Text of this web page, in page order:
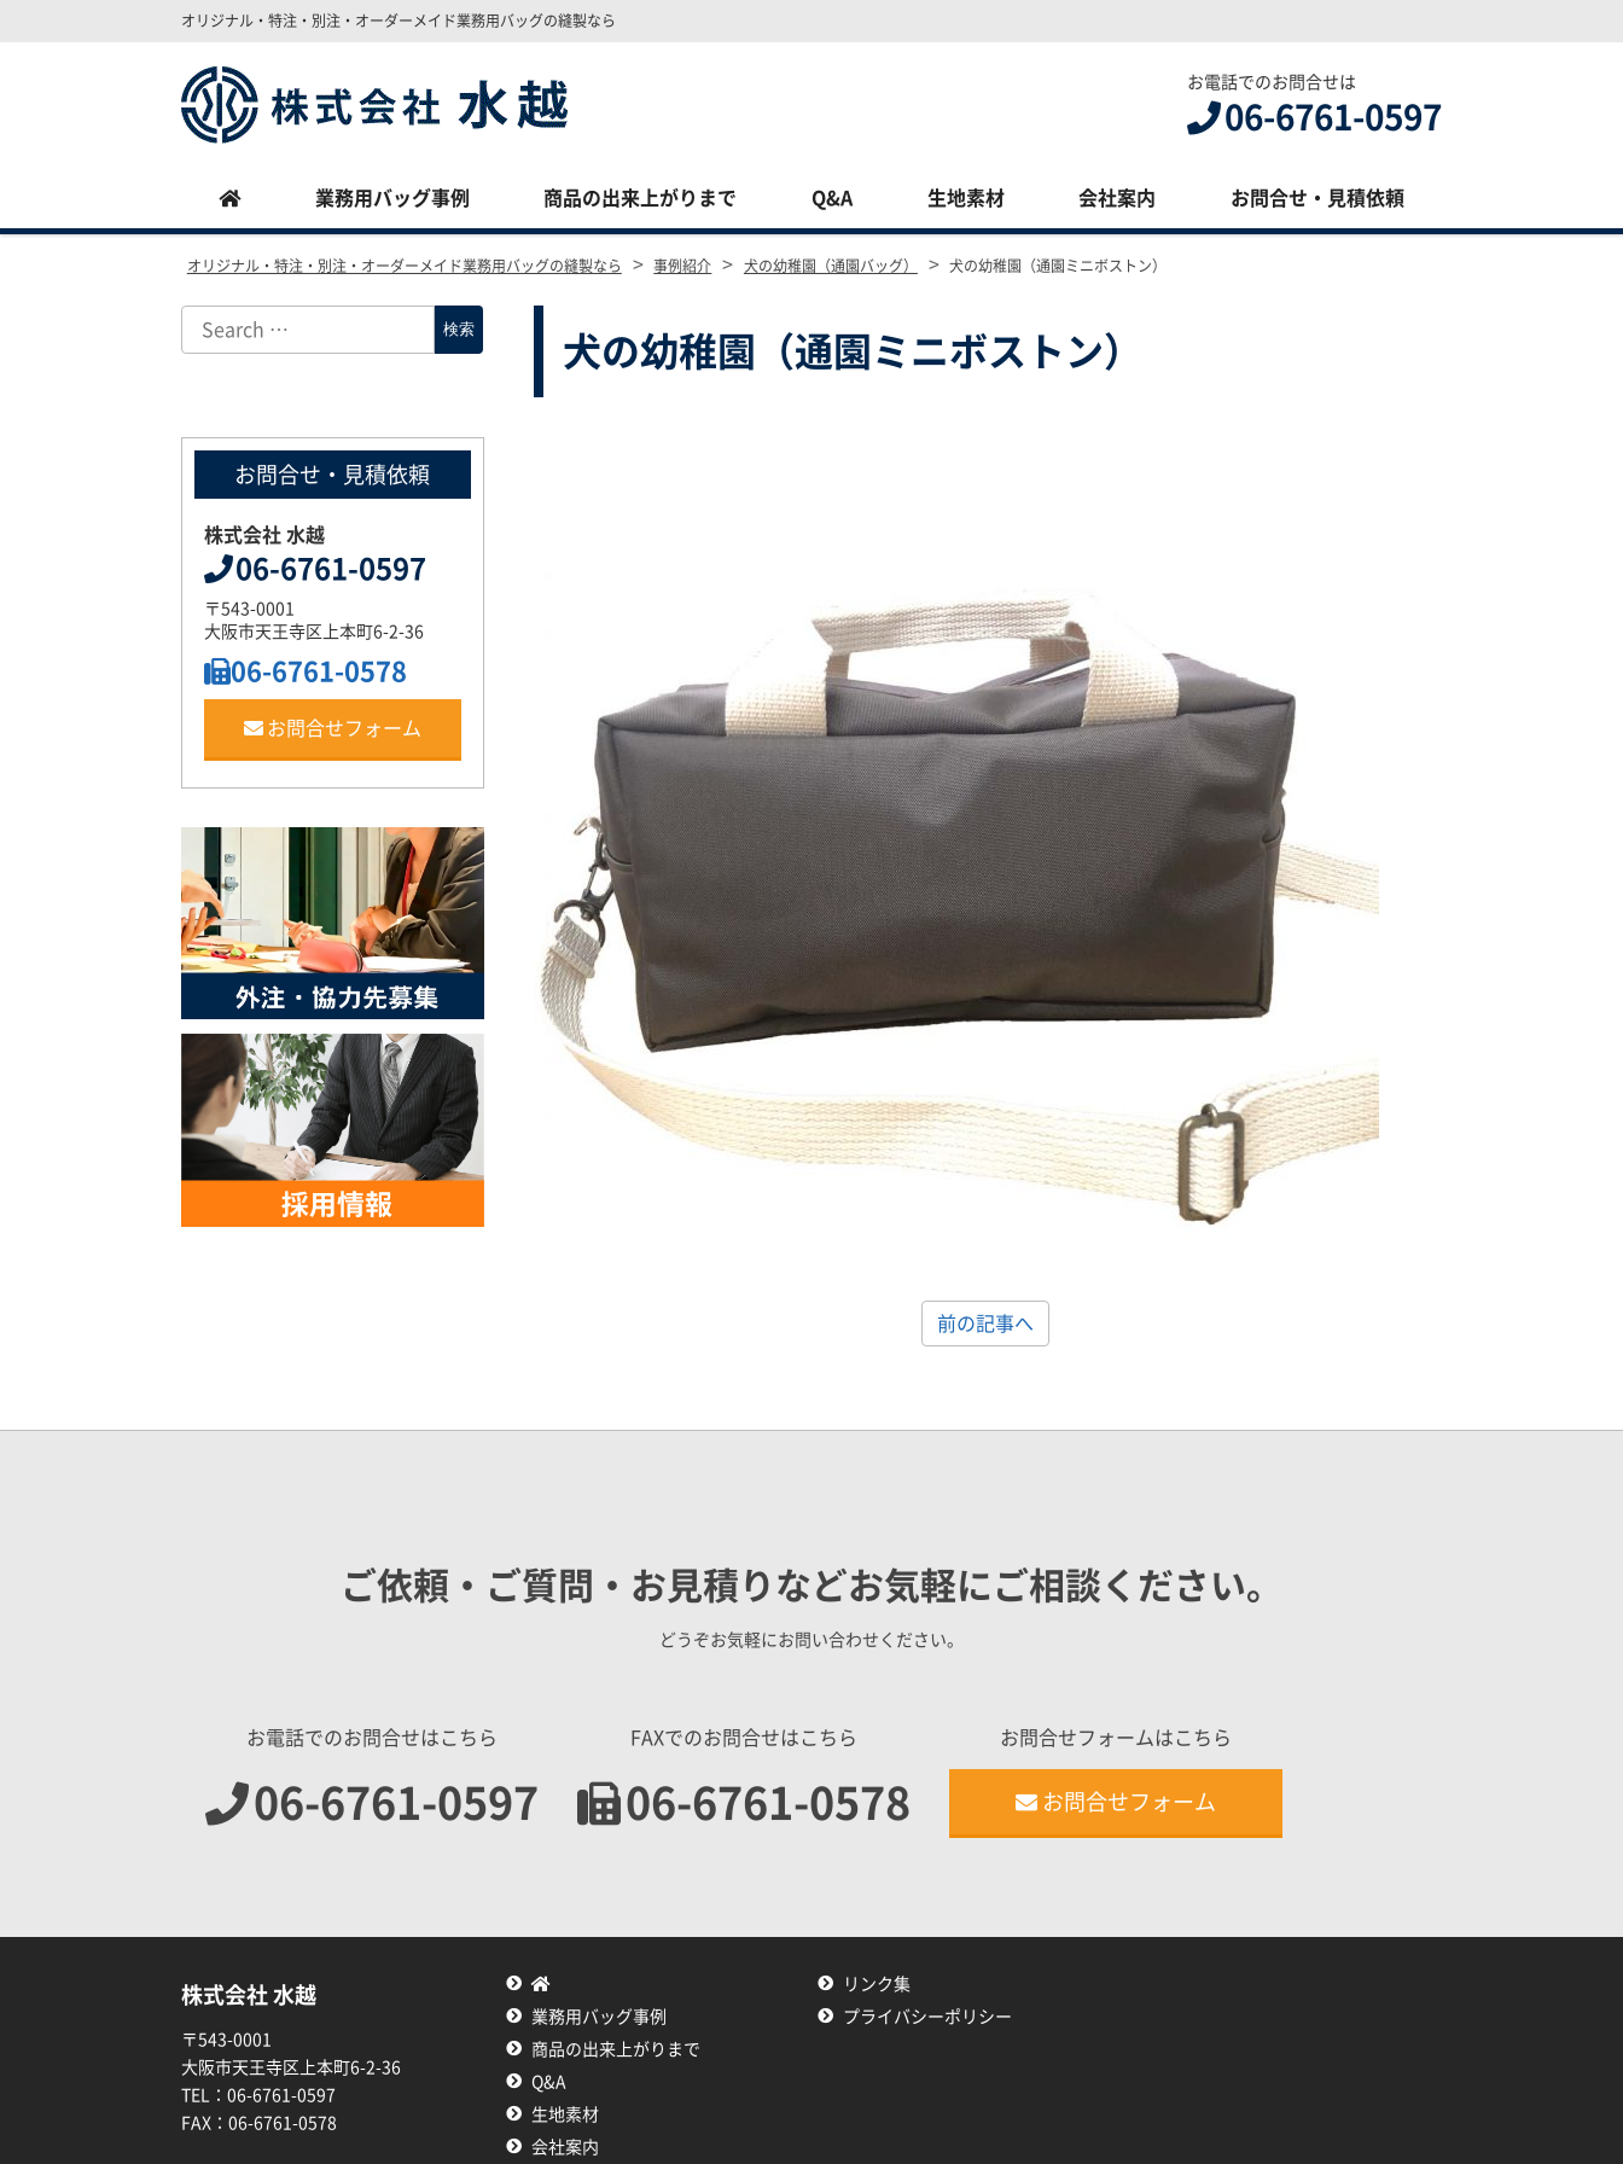
オリジナル・特注・別注・オーダーメイド業務用バッグの縫製なら
お電話でのお問合せは
06-6761-0597
業務用バッグ事例 商品の出来上がりまで Q&A 生地素材 会社案内 お問合せ・見積依頼
オリジナル・特注・別注・オーダーメイド業務用バッグの縫製なら > 事例紹介 > 犬の幼稚園（通園バッグ） > 犬の幼稚園（通園ミニボストン）
犬の幼稚園（通園ミニボストン）
前の記事へ
お問合せ・見積依頼
株式会社 水越
06-6761-0597
〒543-0001
大阪市天王寺区上本町6-2-36
06-6761-0578
お問合せフォーム
ご依頼・ご質問・お見積りなどお気軽にご相談ください。
どうぞお気軽にお問い合わせください。
お電話でのお問合せはこちら
06-6761-0597
FAXでのお問合せはこちら
06-6761-0578
お問合せフォームはこちら
お問合せフォーム
株式会社 水越
〒543-0001
大阪市天王寺区上本町6-2-36
TEL： 06-6761-0597
FAX： 06-6761-0578
業務用バッグ事例
商品の出来上がりまで
Q&A
生地素材
会社案内
リンク集
プライバシーポリシー